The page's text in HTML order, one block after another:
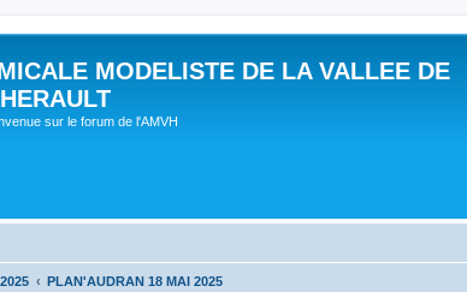
MODELISTE DE LA VALLEE DE
sur le forum de l'AMVH
PLAN'AUDRAN 18 MAI 2025